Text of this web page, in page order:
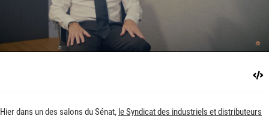
Video
Hier dans un des salons du Sénat, le Syndicat des industriels et distributeurs